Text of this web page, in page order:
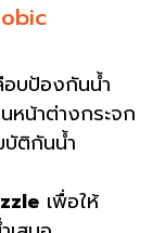
อบป้องกันน้ำ
หน้าต่างกระจก
ติกันน้ำ
เพื่อให้